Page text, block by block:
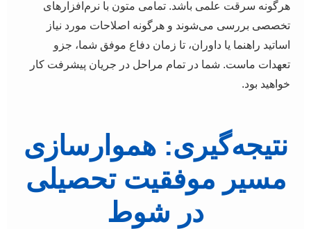
هرگونه سرقت علمی باشد. تمامی متون با نرم‌افزارهای
تخصصی بررسی می‌شوند و هرگونه اصلاحات مورد نیاز
اساتید راهنما یا داوران، تا زمان دفاع موفق شما، جزو
تعهدات ماست. شما در تمام مراحل در جریان پیشرفت کار
خواهید بود.
نتیجه‌گیری: هموارسازی
مسیر موفقیت تحصیلی
در شوط